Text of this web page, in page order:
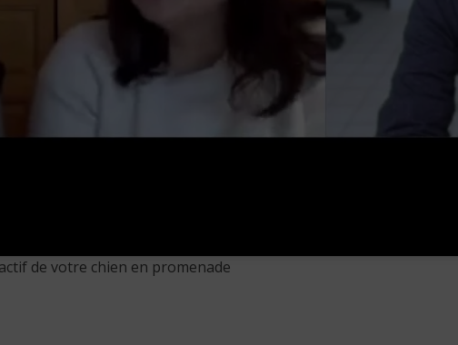
de votre chien en promenade